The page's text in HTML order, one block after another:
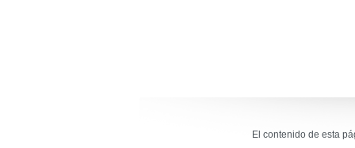
El contenido de esta